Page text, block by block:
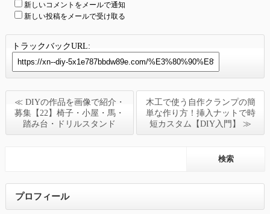
新しいコメントをメールで通知
新しい投稿をメールで受け取る
トラックバックURL:
≪ DIYの作品を画像で紹介・
募集【22】椅子・小屋・馬・
踏み台・ドリルスタンド
木工で使う自作クランプの簡
単な作り方！挿入ナットで時
短カスタム【DIY入門】 ≫
プロフィール